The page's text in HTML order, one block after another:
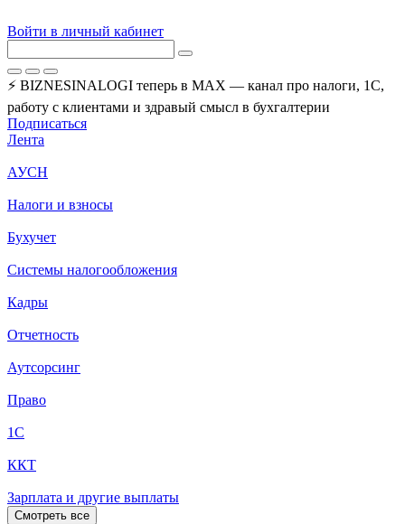
Войти в личный кабинет
⚡ BIZNESINALOGI теперь в MAX — канал про налоги, 1С,
работу с клиентами и здравый смысл в бухгалтерии
Подписаться
Лента
АУСН
Налоги и взносы
Бухучет
Системы налогообложения
Кадры
Отчетность
Аутсорсинг
Право
1С
ККТ
Зарплата и другие выплаты
Смотреть все